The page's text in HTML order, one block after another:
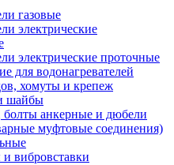
газовые
электрические
электрические проточные
для водонагревателей
хомуты и крепеж
шайбы
анкерные и дюбели
муфтовые соединения)
вибровставки